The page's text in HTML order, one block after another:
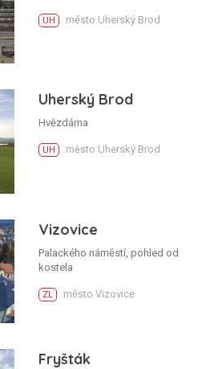
UH město Uherský Brod
Uherský Brod
Hvězdárna
UH město Uherský Brod
Vizovice
Palackého náměstí, pohled od
kostela
ZL město Vizovice
Fryšták